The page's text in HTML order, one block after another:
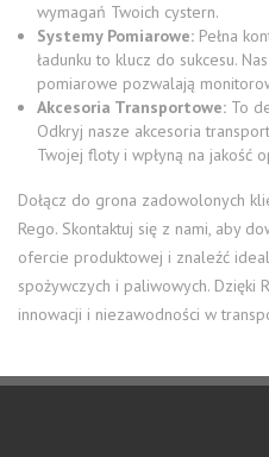
wymagań Twoich cystern.
Systemy Pomiarowe: Pełna
ładunku to klucz do sukcesu.
pomiarowe pozwalają
Akcesoria Transportowe: To
Odkryj nasze akcesoria
Twojej floty i wpłyną na jakość
Dołącz do grona zadowolonych
Rego. Skontaktuj się z nami, aby
ofercie produktowej i znaleźć
spożywczych i paliwowych. Dzięki
innowacji i niezawodności w